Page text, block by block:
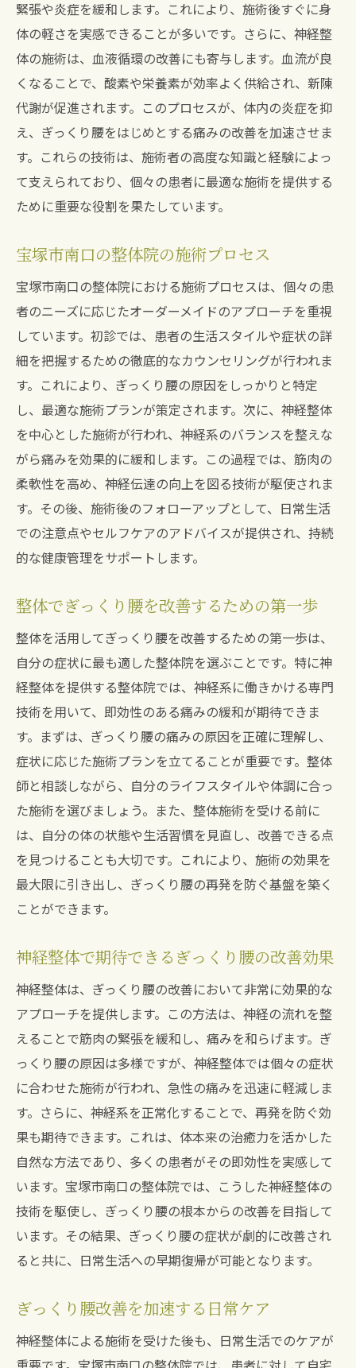
ぎっくり腰予防のための整体の役割
日常生活でのぎっくり腰予防策
神経整体が推奨する生活習慣改善
ぎっくり腰を防ぐためのセルフケア
整体と日常ケアで健康を維持する方法
整体師が教えるぎっくり腰を防ぐコツ
ぎっくり腰に強い味方神経整体の効果を体感
神経整体がぎっくり腰に効く理由
整体院での実感できる施術効果
整体を受けることで得られる安心感
神経整体の施術後の身体の変化
ぎっくり腰改善のための整体体験談
整体を通じたぎっくり腰の根本改善宝塚市南口
の実践法
ぎっくり腰の根本改善に向けた整体のアプ
ローチ
宝塚市南口の整体院の実践法
整体でみるぎっくり腰の根本的解決策
腰痛改善のための整体のステップ
神経整体で根本治療を目指す方法
ぎっくり腰克服のための整体実践例
維持
整体で実現するぎっくり腰の早期回復
神経整体がもたらす持続的な健康維持
ぎっくり腰の再発防止策としての整体
整体施術で手にする健康的な暮らし
神経整体が提供する健康維持のサポート
ぎっくり腰からの回復後の健康管理法
整体でぎっくり腰を克服神経整体がもたらす安
心感
神経整体でぎっくり腰を克服する方法
ぎっくり腰を克服するための整体の役割
整体で感じる安心と信頼の施術
神経整体を受ける際の安心ポイント
整体がもたらすぎっくり腰克服の成功体験
緊張や炎症を緩和します。これにより、施術後すぐに身
体の軽さを実感できることが多いです。さらに、神経整
体の施術は、血液循環の改善にも寄与します。血流が良
くなることで、酸素や栄養素が効率よく供給され、新陳
代謝が促進されます。このプロセスが、体内の炎症を抑
え、ぎっくり腰をはじめとする痛みの改善を加速させま
す。これらの技術は、施術者の高度な知識と経験によっ
て支えられており、個々の患者に最適な施術を提供する
ために重要な役割を果たしています。
宝塚市南口の整体院の施術プロセス
宝塚市南口の整体院における施術プロセスは、個々の患
者のニーズに応じたオーダーメイドのアプローチを重視
しています。初診では、患者の生活スタイルや症状の詳
細を把握するための徹底的なカウンセリングが行われま
す。これにより、ぎっくり腰の原因をしっかりと特定
し、最適な施術プランが策定されます。次に、神経整体
を中心とした施術が行われ、神経系のバランスを整えな
がら痛みを効果的に緩和します。この過程では、筋肉の
柔軟性を高め、神経伝達の向上を図る技術が駆使されま
す。その後、施術後のフォローアップとして、日常生活
での注意点やセルフケアのアドバイスが提供され、持続
的な健康管理をサポートします。
整体でぎっくり腰を改善するための第一歩
整体を活用してぎっくり腰を改善するための第一歩は、
自分の症状に最も適した整体院を選ぶことです。特に神
経整体を提供する整体院では、神経系に働きかける専門
技術を用いて、即効性のある痛みの緩和が期待できま
す。まずは、ぎっくり腰の痛みの原因を正確に理解し、
症状に応じた施術プランを立てることが重要です。整体
師と相談しながら、自分のライフスタイルや体調に合っ
た施術を選びましょう。また、整体施術を受ける前に
は、自分の体の状態や生活習慣を見直し、改善できる点
を見つけることも大切です。これにより、施術の効果を
最大限に引き出し、ぎっくり腰の再発を防ぐ基盤を築く
ことができます。
神経整体で期待できるぎっくり腰の改善効果
神経整体は、ぎっくり腰の改善において非常に効果的な
アプローチを提供します。この方法は、神経の流れを整
えることで筋肉の緊張を緩和し、痛みを和らげます。ぎ
っくり腰の原因は多様ですが、神経整体では個々の症状
に合わせた施術が行われ、急性の痛みを迅速に軽減しま
す。さらに、神経系を正常化することで、再発を防ぐ効
果も期待できます。これは、体本来の治癒力を活かした
自然な方法であり、多くの患者がその即効性を実感して
います。宝塚市南口の整体院では、こうした神経整体の
技術を駆使し、ぎっくり腰の根本からの改善を目指して
います。その結果、ぎっくり腰の症状が劇的に改善され
ると共に、日常生活への早期復帰が可能となります。
ぎっくり腰改善を加速する日常ケア
神経整体による施術を受けた後も、日常生活でのケアが